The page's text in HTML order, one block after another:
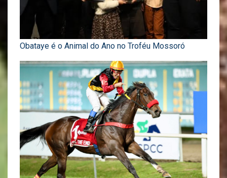
Obataye é o Animal do Ano no Troféu Mossoró